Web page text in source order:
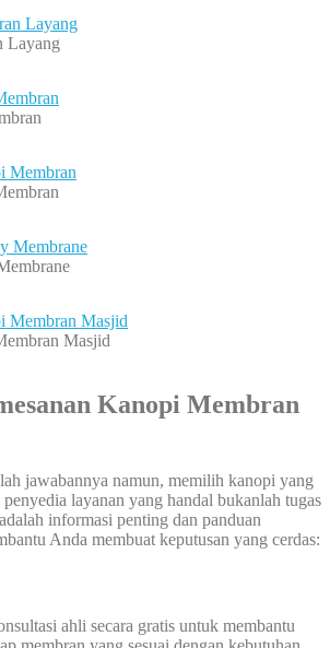
Layang
Masjid
Kanopi Membran
jawabannya namun, memilih kanopi yang
layanan yang handal bukanlah tugas
informasi penting dan panduan
Anda membuat keputusan yang cerdas:
ahli secara gratis untuk membantu